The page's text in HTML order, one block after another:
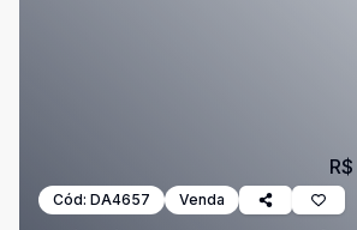
Cód: DA4657 Venda